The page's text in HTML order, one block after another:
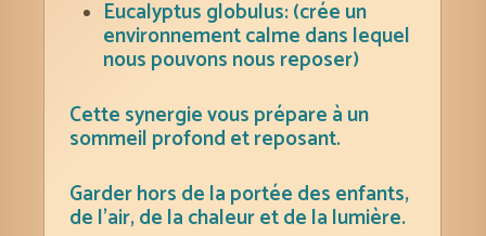
Eucalyptus globulus: (crée un
environnement calme dans lequel
nous pouvons nous reposer)
Cette synergie vous prépare à un
sommeil profond et reposant.
Garder hors de la portée des enfants,
de l’air, de la chaleur et de la lumière.